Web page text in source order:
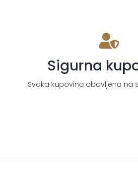
Sigurna
Svaka kupovina obavljena na